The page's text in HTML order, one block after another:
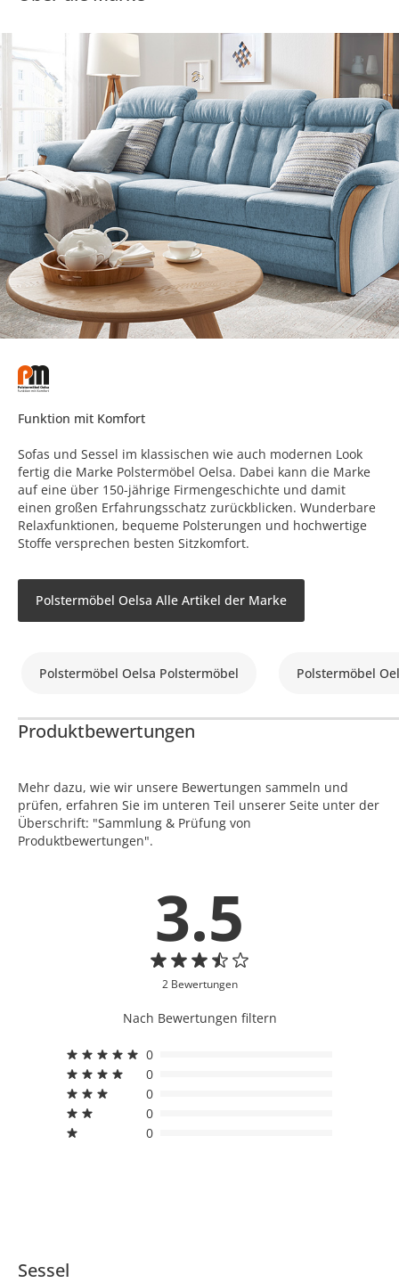
Funktion mit Komfort
Sofas und Sessel im klassischen wie auch modernen Look
fertig die Marke Polstermöbel Oelsa. Dabei kann die Marke
auf eine über 150-jährige Firmengeschichte und damit
einen großen Erfahrungsschatz zurückblicken. Wunderbare
Relaxfunktionen, bequeme Polsterungen und hochwertige
Stoffe versprechen besten Sitzkomfort.
Polstermöbel Oelsa Alle Artikel der Marke
Polstermöbel Oelsa Polstermöbel Polstermöbel
Produktbewertungen
Mehr dazu, wie wir unsere Bewertungen sammeln und
prüfen, erfahren Sie im unteren Teil unserer Seite unter der
Überschrift: "Sammlung & Prüfung von
Produktbewertungen".
3.5
2 Bewertungen
Nach Bewertungen filtern
0
0
0
0
0
Sessel